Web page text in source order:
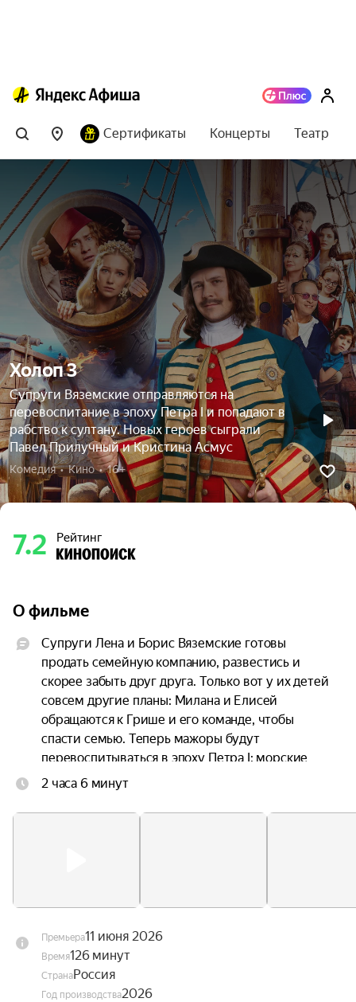
Сертификаты Концерты Театр
Холоп 3
Супруги Вяземские отправляются на
перевоспитание в эпоху Петра I и попадают в
рабство к султану. Новых героев сыграли
Павел Прилучный и Кристина Асмус
Комедия  •  Кино  •  16+
7.2 Рейтинг
О фильме
Супруги Лена и Борис Вяземские готовы
продать семейную компанию, развестись и
скорее забыть друг друга. Только вот у их детей
совсем другие планы: Милана и Елисей
обращаются к Грише и его команде, чтобы
спасти семью. Теперь мажоры будут
перевоспитываться в эпоху Петра I: морские
приключения и опасности заставят их
осознать, что нет ничего важнее семьи.
2 часа 6 минут
Премьера11 июня 2026
Время126 минут
СтранаРоссия
Год производства2026